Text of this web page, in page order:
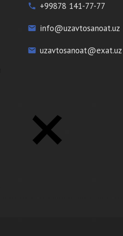
phone +99878 141-77-77
email info@uzavtosanoat.uz
email uzavtosanoat@exat.uz